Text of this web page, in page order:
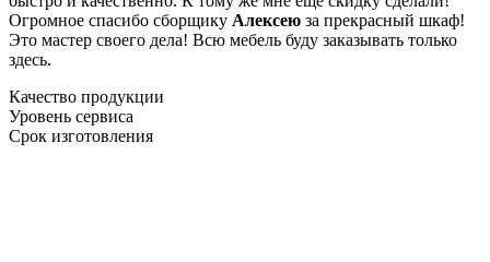
Огромное спасибо сборщику Алексею за прекрасный шкаф!
Это мастер своего дела! Всю мебель буду заказывать только
здесь.
Качество продукции
Уровень сервиса
Срок изготовления